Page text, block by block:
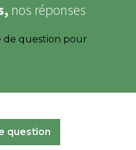
nos réponses
de question pour
question